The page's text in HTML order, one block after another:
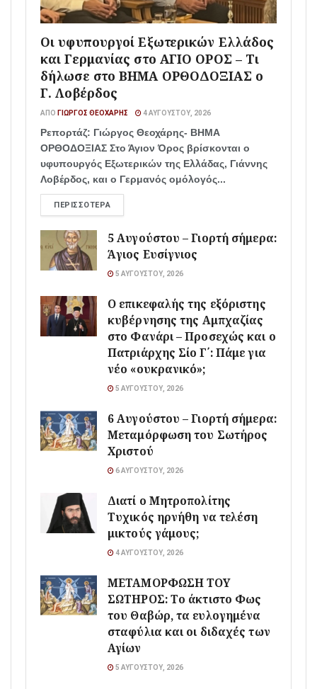
Οι υφυπουργοί Εξωτερικών Ελλάδος
και Γερμανίας στο ΑΓΙΟ ΟΡΟΣ – Τι
δήλωσε στο ΒΗΜΑ ΟΡΘΟΔΟΞΙΑΣ ο
Γ. Λοβέρδος
ΑΠΌ ΓΙΏΡΓΟΣ ΘΕΟΧΆΡΗΣ 4 ΑΥΓΟΎΣΤΟΥ, 2026
Ρεπορτάζ: Γιώργος Θεοχάρης- ΒΗΜΑ
ΟΡΘΟΔΟΞΙΑΣ Στο Άγιον Όρος βρίσκονται ο
υφυπουργός Εξωτερικών της Ελλάδας, Γιάννης
Λοβέρδος, και ο Γερμανός ομόλογός...
ΠΕΡΙΣΣΌΤΕΡΑ
5 Αυγούστου – Γιορτή σήμερα:
Άγιος Ευσίγνιος
5 ΑΥΓΟΎΣΤΟΥ, 2026
Ο επικεφαλής της εξόριστης
κυβέρνησης της Αμπχαζίας
στο Φανάρι – Προσεχώς και ο
Πατριάρχης Σίο Γ΄: Πάμε για
νέο «ουκρανικό»;
5 ΑΥΓΟΎΣΤΟΥ, 2026
6 Αυγούστου – Γιορτή σήμερα:
Μεταμόρφωση του Σωτήρος
Χριστού
6 ΑΥΓΟΎΣΤΟΥ, 2026
Διατί ο Μητροπολίτης
Τυχικός ηρνήθη να τελέση
μικτούς γάμους;
4 ΑΥΓΟΎΣΤΟΥ, 2026
ΜΕΤΑΜΟΡΦΩΣΗ ΤΟΥ
ΣΩΤΗΡΟΣ: Το άκτιστο Φως
του Θαβώρ, τα ευλογημένα
σταφύλια και οι διδαχές των
Αγίων
5 ΑΥΓΟΎΣΤΟΥ, 2026